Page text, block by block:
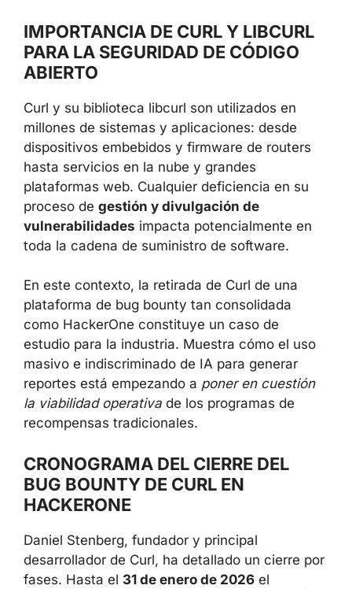
IMPORTANCIA DE CURL Y LIBCURL
PARA LA SEGURIDAD DE CÓDIGO
ABIERTO
Curl y su biblioteca libcurl son utilizados en
millones de sistemas y aplicaciones: desde
dispositivos embebidos y firmware de routers
hasta servicios en la nube y grandes
plataformas web. Cualquier deficiencia en su
proceso de gestión y divulgación de
vulnerabilidades impacta potencialmente en
toda la cadena de suministro de software.
En este contexto, la retirada de Curl de una
plataforma de bug bounty tan consolidada
como HackerOne constituye un caso de
estudio para la industria. Muestra cómo el uso
masivo e indiscriminado de IA para generar
reportes está empezando a poner en cuestión
la viabilidad operativa de los programas de
recompensas tradicionales.
CRONOGRAMA DEL CIERRE DEL
BUG BOUNTY DE CURL EN
HACKERONE
Daniel Stenberg, fundador y principal
desarrollador de Curl, ha detallado un cierre por
fases. Hasta el 31 de enero de 2026 el